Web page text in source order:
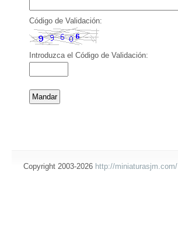
Código de Validación:
Introduzca el Código de Validación:
Copyright 2003-2026 http://miniaturasjm.com/